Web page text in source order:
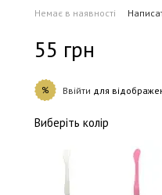
Немає в наявності
55 грн
% Ввійти для
Виберіть колір